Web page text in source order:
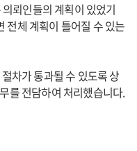
뢰인들의 계획이 있었기
전체 계획이 틀어질 수 있는
차가 통과될 수 있도록 상
를 전담하여 처리했습니다.